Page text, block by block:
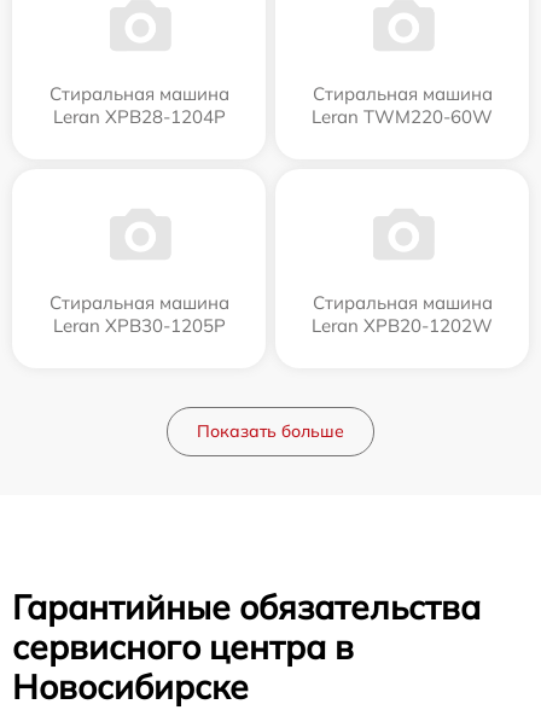
Стиральная машина
Leran XPB28-1204P
Стиральная машина
Leran TWM220-60W
Стиральная машина
Leran XPB30-1205P
Стиральная машина
Leran XPB20-1202W
Показать больше
Гарантийные обязательства
сервисного центра в
Новосибирске